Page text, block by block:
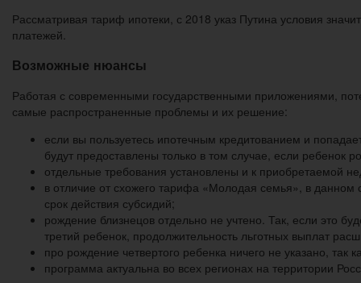
Рассматривая тариф ипотеки, с 2018 указ Путина условия
платежей.
Возможные нюансы
Работая с современными государственными приложениями,
самые распространенные проблемы и их решение:
если вы пользуетесь ипотечным кредитованием и
будут предоставлены только в том случае, если ребенок
отдельные требования установлены и к приобретаемой
в отличие от схожего тарифа «Молодая семья», в данном
срок действия субсидий;
рождение близнецов отдельно не учтено. Так, если это
третий ребенок, продолжительность льготных выплат
про рождение четвертого ребенка ничего не указано,
программа актуальна во всех регионах на территории